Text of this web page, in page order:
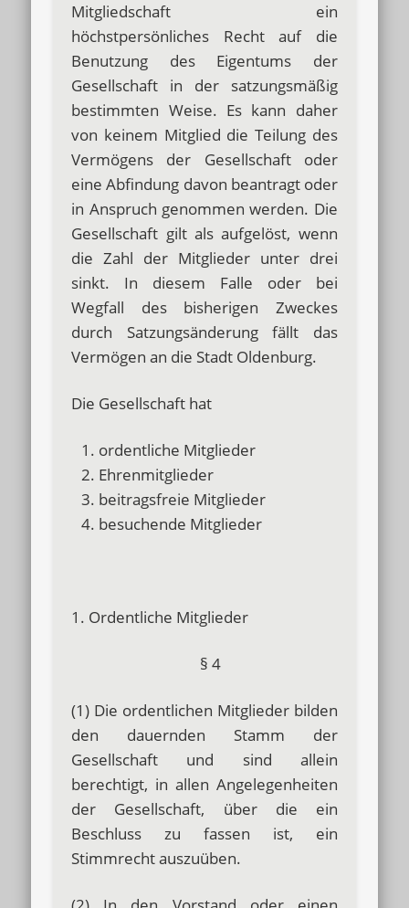
Mitgliedschaft ein
höchstpersönliches Recht auf die
Benutzung des Eigentums der
Gesellschaft in der satzungsmäßig
bestimmten Weise. Es kann daher
von keinem Mitglied die Teilung des
Vermögens der Gesellschaft oder
eine Abfindung davon beantragt oder
in Anspruch genommen werden. Die
Gesellschaft gilt als aufgelöst, wenn
die Zahl der Mitglieder unter drei
sinkt. In diesem Falle oder bei
Wegfall des bisherigen Zweckes
durch Satzungsänderung fällt das
Vermögen an die Stadt Oldenburg.
Die Gesellschaft hat
ordentliche Mitglieder
Ehrenmitglieder
beitragsfreie Mitglieder
besuchende Mitglieder
1. Ordentliche Mitglieder
§ 4
(1) Die ordentlichen Mitglieder bilden
den dauernden Stamm der
Gesellschaft und sind allein
berechtigt, in allen Angelegenheiten
der Gesellschaft, über die ein
Beschluss zu fassen ist, ein
Stimmrecht auszuüben.